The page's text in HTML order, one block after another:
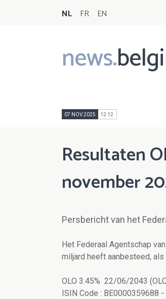
NL FR EN
news.
Main
navigation
07 NOV 2025 12:12
Resultaten
november
Persbericht van het
Het Federaal Agentschap
miljard heeft aanbesteed,
OLO 3.45% 22/06/2043
ISIN Code : BE0000359688